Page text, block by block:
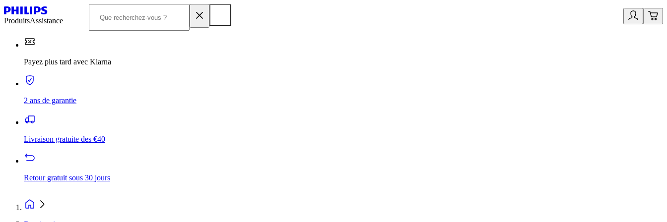
ProduitsAssistance
Payez plus tard avec Klarna
2 ans de garantie
Livraison gratuite des €40
Retour gratuit sous 30 jours